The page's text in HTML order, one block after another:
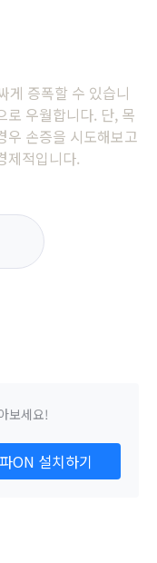
게 증폭할 수 있습니
로 우월합니다. 단, 목
우 손증을 시도해보고
제적입니다.
보세요!
ON 설치하기